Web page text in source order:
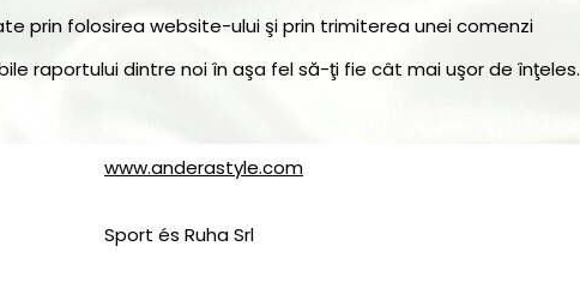
prin folosirea website-ului şi prin trimiterea unei comenzi
raportului dintre noi în aşa fel să-ţi fie cât mai uşor de înţeles.
www.anderastyle.com
Sport és Ruha Srl